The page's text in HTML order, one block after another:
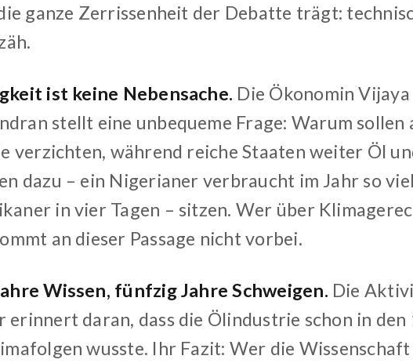
ganze Zerrissenheit der Debatte trägt:
ist keine Nebensache. Die Ökonomin Vijaya
stellt eine unbequeme Frage: Warum sollen
verzichten, während reiche Staaten weiter Öl
dazu – ein Nigerianer verbraucht im Jahr so
in vier Tagen – sitzen. Wer über
an dieser Passage nicht vorbei.
Wissen, fünfzig Jahre Schweigen. Die
erinnert daran, dass die Ölindustrie schon in
wusste. Ihr Fazit: Wer die